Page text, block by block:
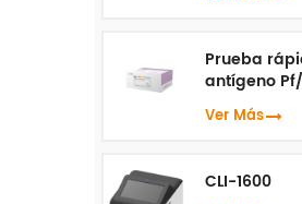
Prueba
antígeno
malaria
Ver Más
CLI-1600